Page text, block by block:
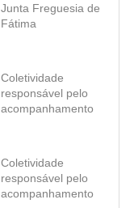
Junta Freguesia de
Fátima
Coletividade
responsável pelo
acompanhamento
Coletividade
responsável pelo
acompanhamento